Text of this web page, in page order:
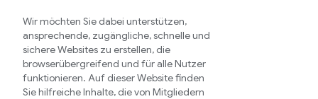
Wir möchten Sie dabei unterstützen,
ansprechende, zugängliche, schnelle und
sichere Websites zu erstellen, die
browserübergreifend und für alle Nutzer
funktionieren. Auf dieser Website finden
Sie hilfreiche Inhalte, die von Mitgliedern